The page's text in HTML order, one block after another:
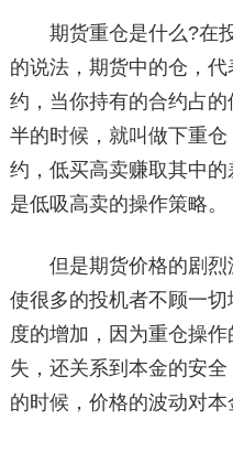
期货重仓是什么?在投
的说法，期货中的仓，
约，当你持有的合约占
半的时候，就叫做下重
约，低买高卖赚取其中
是低吸高卖的操作策略。
但是期货价格的剧烈
使很多的投机者不顾一
度的增加，因为重仓操
失，还关系到本金的安
的时候，价格的波动对本